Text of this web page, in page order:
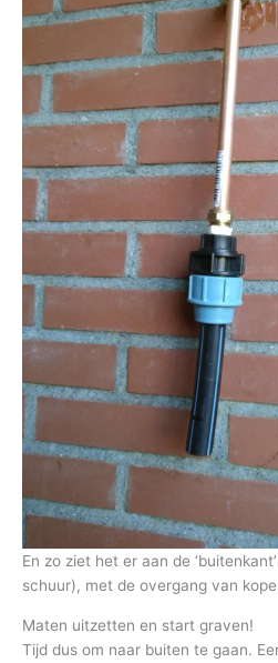
En zo ziet het er aan de
schuur), met de overgang van
Maten uitzetten en start graven!
Tijd dus om naar buiten te gaan.